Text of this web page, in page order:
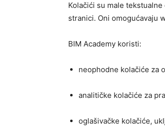
Kolačići su male
stranici. Oni omogućavaju
BIM Academy koristi:
neophodne kolačiće za
analitičke kolačiće za
oglašivačke kolačiće,